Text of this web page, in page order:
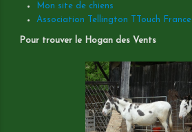
Mon site de chiens
Association Tellington TTouch France
Pour trouver le Hogan des Vents